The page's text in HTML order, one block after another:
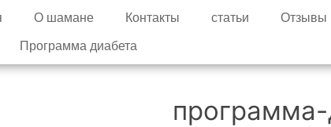
О шамане Контакты статьи
Отзывы
Программа диабета